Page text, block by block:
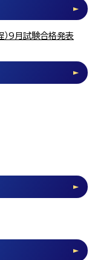
）9月試験合格発表